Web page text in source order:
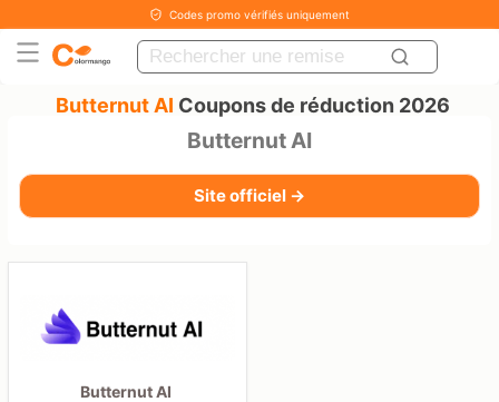
Codes promo vérifiés uniquement
Butternut AI Coupons de réduction 2026
Butternut AI
Site officiel →
Butternut AI